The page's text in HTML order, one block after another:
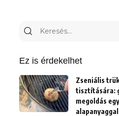
Keresés
Ez is érdekelhet
Zseniális
tisztítására:
megoldás
alapanyaggal